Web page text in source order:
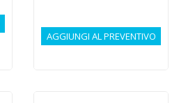
AGGIUNGI AL PREVENTIVO